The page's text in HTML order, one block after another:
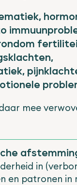
mee
in
en patronen